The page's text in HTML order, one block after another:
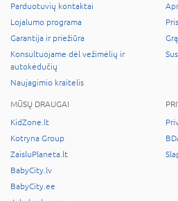
Parduotuvių kontaktai
Lojalumo programa
Garantija ir priežiūra
Konsultuojame dėl vežimėlių ir
autokėdučių
Naujagimio kraitelis
MŪSŲ DRAUGAI
KidZone.lt
Kotryna Group
ZaisluPlaneta.lt
BabyCity.lv
BabyCity.ee